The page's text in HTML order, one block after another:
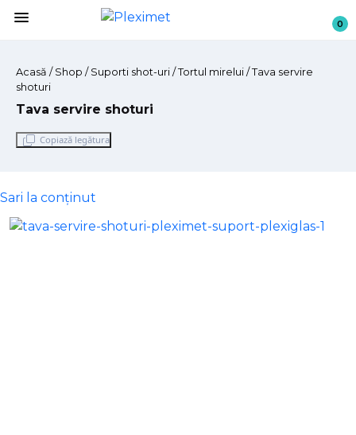
menu 0
Acasă / Shop / Suporti shot-uri / Tortul mirelui / Tava servire
shoturi
Tava servire shoturi
Copiază legătura
Sari la conținut